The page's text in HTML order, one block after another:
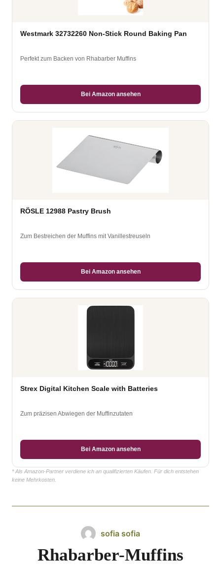
Westmark 32732260 Non-Stick Round Baking Pan
Perfekt zum Backen von Rhabarber Muffins
Bei Amazon ansehen
RÖSLE 12988 Pastry Brush
Zum Bestreichen der Muffins mit Vanillestreuseln
Bei Amazon ansehen
Strex Digital Kitchen Scale with Batteries
Zum präzisen Abwiegen der Muffinzutaten
Bei Amazon ansehen
* Als Amazon-Partner verdiene ich an qualifizierten Käufen. Für dich entstehen
keine Mehrkosten.
sofia sofia
Rhabarber-Muffins